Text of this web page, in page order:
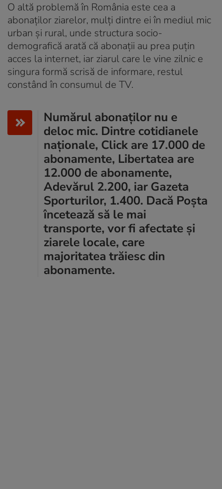
O altă problemă în România este cea a
abonaților ziarelor, mulți dintre ei în mediul mic
urban și rural, unde structura socio-
demografică arată că abonații au prea puțin
acces la internet, iar ziarul care le vine zilnic e
singura formă scrisă de informare, restul
constând în consumul de TV.
Numărul abonaților nu e
deloc mic. Dintre cotidianele
naționale, Click are 17.000 de
abonamente, Libertatea are
12.000 de abonamente,
Adevărul 2.200, iar Gazeta
Sporturilor, 1.400. Dacă Poșta
încetează să le mai
transporte, vor fi afectate și
ziarele locale, care
majoritatea trăiesc din
abonamente.